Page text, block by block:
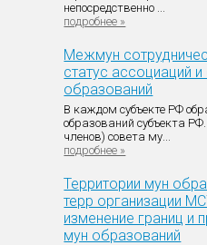
непосредственно ...
подробнее »
Межмун
статус ассоциаций
образований
В каждом субъекте РФ
образований субъекта
членов) совета му...
подробнее »
Территории мун
терр организации
изменение границ и
мун образований